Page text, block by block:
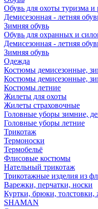
Обувь для охоты туризма и
Демисезонная - летняя
Зимняя обувь
Обувь для охранных и
Демисезонная - летняя
Зимняя обувь
Одежда
Костюмы демисезонные,
Костюмы демисезонные,
Костюмы летние
Жилеты для охоты
Жилеты страховочные
Головные уборы зимние,
Головные уборы летние
Трикотаж
Термоноски
Термобельё
Флисовые костюмы
Нательный трикотаж
Трикотажные изделия из
Варежки, перчатки, носки
Куртки, брюки, толстовки,
SHAMAN